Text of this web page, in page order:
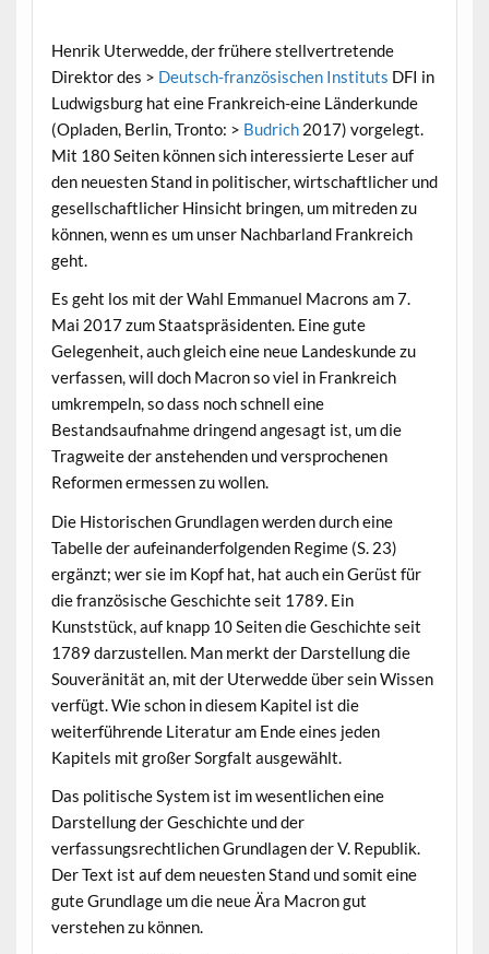
Henrik Uterwedde, der frühere stellvertretende
Direktor des > Deutsch-französischen Instituts DFI in
Ludwigsburg hat eine Frankreich-eine Länderkunde
(Opladen, Berlin, Tronto: > Budrich2017) vorgelegt.
Mit 180 Seiten können sich interessierte Leser auf
den neuesten Stand in politischer, wirtschaftlicher und
gesellschaftlicher Hinsicht bringen, um mitreden zu
können, wenn es um unser Nachbarland Frankreich
geht.
Es geht los mit der Wahl Emmanuel Macrons am 7.
Mai 2017 zum Staatspräsidenten. Eine gute
Gelegenheit, auch gleich eine neue Landeskunde zu
verfassen, will doch Macron so viel in Frankreich
umkrempeln, so dass noch schnell eine
Bestandsaufnahme dringend angesagt ist, um die
Tragweite der anstehenden und versprochenen
Reformen ermessen zu wollen.
Die Historischen Grundlagen werden durch eine
Tabelle der aufeinanderfolgenden Regime (S. 23)
ergänzt; wer sie im Kopf hat, hat auch ein Gerüst für
die französische Geschichte seit 1789. Ein
Kunststück, auf knapp 10 Seiten die Geschichte seit
1789 darzustellen. Man merkt der Darstellung die
Souveränität an, mit der Uterwedde über sein Wissen
verfügt. Wie schon in diesem Kapitel ist die
weiterführende Literatur am Ende eines jeden
Kapitels mit großer Sorgfalt ausgewählt.
Das politische System ist im wesentlichen eine
Darstellung der Geschichte und der
verfassungsrechtlichen Grundlagen der V. Republik.
Der Text ist auf dem neuesten Stand und somit eine
gute Grundlage um die neue Ära Macron gut
verstehen zu können.